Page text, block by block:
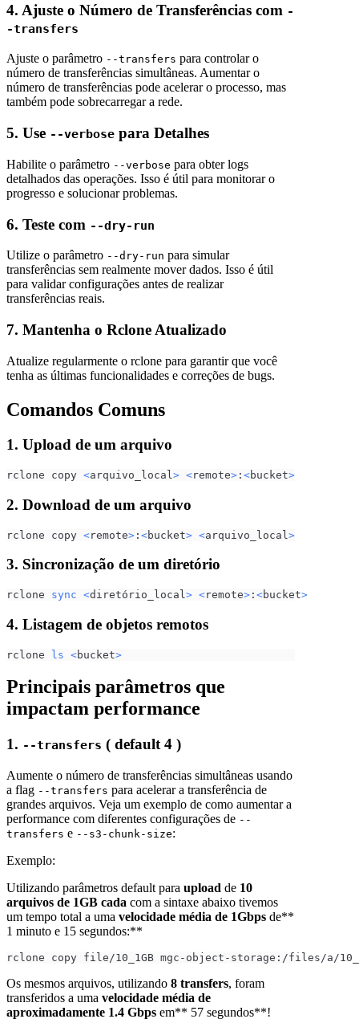
4. Ajuste o Número de Transferências com -
-transfers
Ajuste o parâmetro --transfers para controlar o
número de transferências simultâneas. Aumentar o
número de transferências pode acelerar o processo, mas
também pode sobrecarregar a rede.
5. Use --verbose para Detalhes
Habilite o parâmetro --verbose para obter logs
detalhados das operações. Isso é útil para monitorar o
progresso e solucionar problemas.
6. Teste com --dry-run
Utilize o parâmetro --dry-run para simular
transferências sem realmente mover dados. Isso é útil
para validar configurações antes de realizar
transferências reais.
7. Mantenha o Rclone Atualizado
Atualize regularmente o rclone para garantir que você
tenha as últimas funcionalidades e correções de bugs.
Comandos Comuns
1. Upload de um arquivo
rclone copy <arquivo_local> <remote> : <bucket>
2. Download de um arquivo
rclone copy <remote> : <bucket> <arquivo_local >
3. Sincronização de um diretório
rclone sync <diretório_local> <remote> : <bucket>
4. Listagem de objetos remotos
rclone ls <bucket>
Principais parâmetros que
impactam performance
1. --transfers ( default 4 )
Aumente o número de transferências simultâneas usando
a flag --transfers para acelerar a transferência de
grandes arquivos. Veja um exemplo de como aumentar a
performance com diferentes configurações de --
transfers e --s3-chunk-size:
Exemplo:
Utilizando parâmetros default para upload de 10
arquivos de 1GB cada com a sintaxe abaixo tivemos
um tempo total a uma velocidade média de 1Gbps de**
1 minuto e 15 segundos:**
rclone copy file/10_1GB mgc-object-storage:/files/a/
Os mesmos arquivos, utilizando 8 transfers, foram
transferidos a uma velocidade média de
aproximadamente 1.4 Gbps em** 57 segundos**!